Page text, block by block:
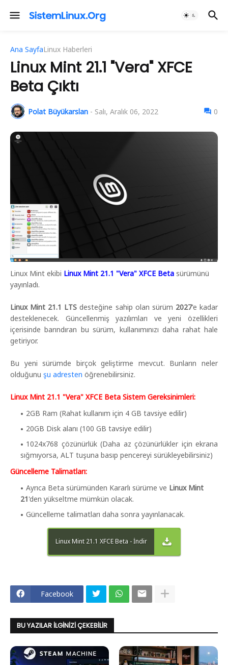
Ana SayfaLinux Haberleri
Linux Mint 21.1 "Vera" XFCE
Beta Çıktı
Polat Büyükarslan - Salı, Aralık 06, 2022 0
Linux Mint ekibi Linux Mint 21.1 "Vera" XFCE Beta sürümünü
yayınladı.
Linux Mint 21.1 LTS desteğine sahip olan sürüm 2027'e kadar
desteklenecek. Güncellenmiş yazılımları ve yeni özellikleri
içerisinde barındıran bu sürüm, kullanımınızı daha rahat hale
getiriyor.
Bu yeni sürümde birçok geliştirme mevcut. Bunların neler
olduğunu şu adresten öğrenebilirsiniz.
Linux Mint 21.1 "Vera" XFCE Beta Sistem Gereksinimleri:
2GB Ram (Rahat kullanım için 4 GB tavsiye edilir)
20GB Disk alanı (100 GB tavsiye edilir)
1024x768 çözünürlük (Daha az çözünürlükler için ekrana
sığmıyorsa, ALT tuşuna basıp pencereyi sürükleyebilirsiniz)
Güncelleme Talimatları:
Ayrıca Beta sürümünden Kararlı sürüme ve Linux Mint
21'den yükseltme mümkün olacak.
Güncelleme talimatları daha sonra yayınlanacak.
Linux Mint 21.1 XFCE Beta - İndir
Facebook
BU YAZILAR İLGINIZI ÇEKEBILIR